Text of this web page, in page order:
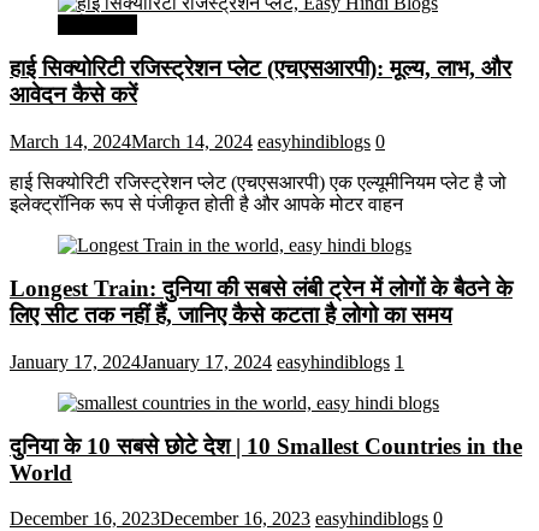
हाई सिक्योरिटी रजिस्ट्रेशन प्लेट (एचएसआरपी): मूल्य, लाभ, और
आवेदन कैसे करें
March 14, 2024March 14, 2024 easyhindiblogs 0
हाई सिक्योरिटी रजिस्ट्रेशन प्लेट (एचएसआरपी) एक एल्यूमीनियम प्लेट है जो
इलेक्ट्रॉनिक रूप से पंजीकृत होती है और आपके मोटर वाहन
Longest Train: दुनिया की सबसे लंबी ट्रेन में लोगों के बैठने के
लिए सीट तक ​​नहीं हैं, जानिए कैसे कटता है लोगो का समय
January 17, 2024January 17, 2024 easyhindiblogs 1
दुनिया के 10 सबसे छोटे देश | 10 Smallest Countries in the
World
December 16, 2023December 16, 2023 easyhindiblogs 0